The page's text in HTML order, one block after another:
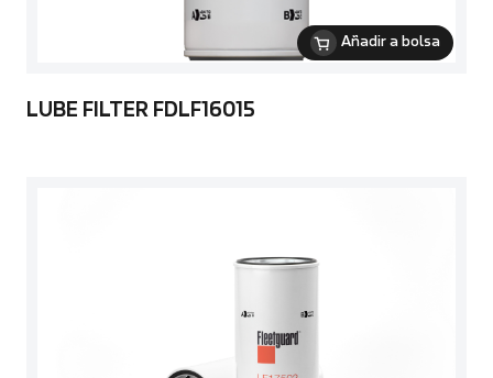
Añadir a bolsa
LUBE FILTER FDLF16015